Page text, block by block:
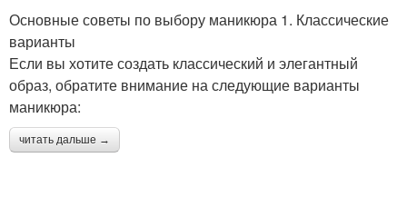
Основные советы по выбору маникюра 1. Классические
варианты
Если вы хотите создать классический и элегантный
образ, обратите внимание на следующие варианты
маникюра:
читать дальше →